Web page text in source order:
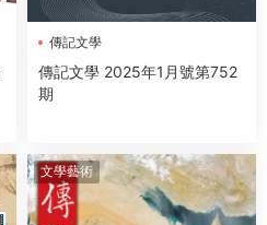
傳記文學
傳記文學 2025年1月號第752
期
文學藝術